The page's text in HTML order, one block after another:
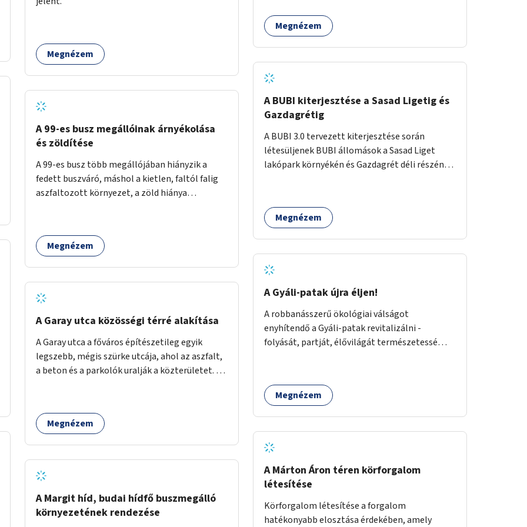
időszakokban zsúfolt 5-ös autóbusz
Megnézem
A 99-es busz megállóinak árnyékolása
és zöldítése
A 99-es busz több megállójában hiányzik a
fedett buszváró, máshol a kietlen, faltól falig
aszfaltozott környezet, a zöld hiánya
zöldítéssel is össze lehetne kötni: ahol
megoldható, ott az utasváróra vagy akár
megállókat.
Megnézem
A Garay utca közösségi térré alakítása
A Garay utca a főváros építészetileg egyik
legszebb, mégis szürke utcája, ahol az aszfalt,
a beton és a parkolók uralják a közterületet. Az
közösségbarát terület létrehozásának. A
szakaszon a parkolás átszervezésével
sakkasztal és egy lábbal tekerhető
mobiltöltőpont tennék kellemesebbé (és
hűvösebbé) a környéken lakók és az arra járók
mindennapjait.
Megnézem
A Margit híd, budai hídfő buszmegálló
környezetének rendezése
alkalmas lenne egy nagy biodiverzitású hosszú
kert kialakítására, több szintű növényzettel,
Megnézem
A BUBI kiterjesztése a Sasad Ligetig és
Gazdagrétig
A BUBI 3.0 tervezett kiterjesztése során
létesüljenek BUBI állomások a Sasad Liget
lakópark környékén és Gazdagrét déli részén
Megnézem
A Gyáli-patak újra éljen!
A robbanásszerű ökológiai válságot
enyhítendő a Gyáli-patak revitalizálni -
folyását, partját, élővilágát természetessé
terhelt módon. Élő kapcsolatot létrehozni
Soroksár és a patak között, illetve a
vezetésével.
Megnézem
A Márton Áron téren körforgalom
létesítése
Körforgalom létesítése a forgalom
hatékonyabb elosztása érdekében, amely